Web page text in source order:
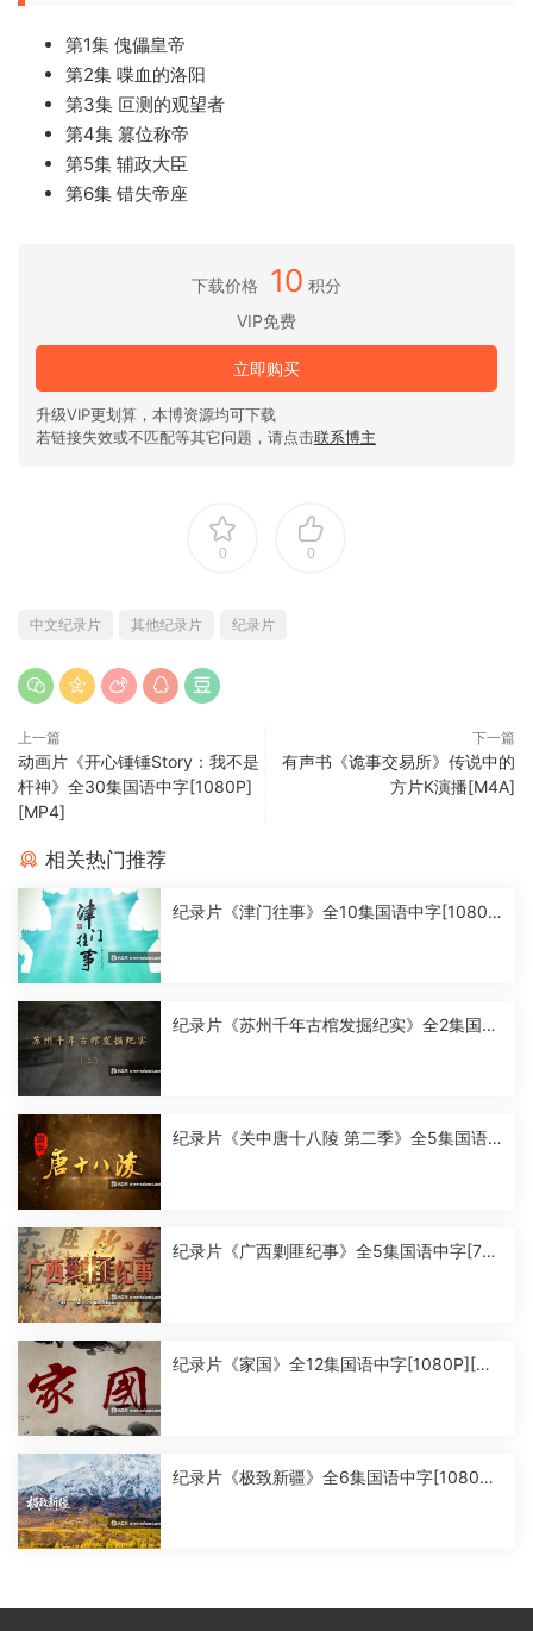
第1集 傀儡皇帝
第2集 喋血的洛阳
第3集 叵测的观望者
第4集 篡位称帝
第5集 辅政大臣
第6集 错失帝座
下载价格 10 积分
VIP免费
立即购买
升级VIP更划算，本博资源均可下载
若链接失效或不匹配等其它问题，请点击联系博主
0 0
中文纪录片 其他纪录片 纪录片
上一篇
动画片《开心锤锤Story：我不是
杆神》全30集国语中字[1080P]
[MP4]
下一篇
有声书《诡事交易所》传说中的
方片K演播[M4A]
相关热门推荐
纪录片《津门往事》全10集国语中字[1080
纪录片《苏州千年古棺发掘纪实》全2集国语
纪录片《关中唐十八陵 第二季》全5集国语
纪录片《广西剿匪纪事》全5集国语中字[720
纪录片《家国》全12集国语中字[1080P][MP
纪录片《极致新疆》全6集国语中字[1080P]